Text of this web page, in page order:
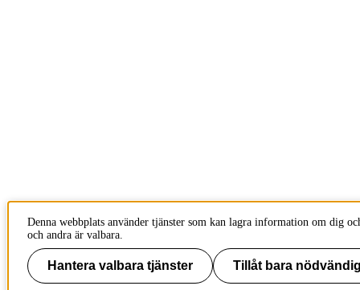
Denna webbplats använder tjänster som kan lagra information om dig
och andra är valbara.
Hantera valbara tjänster Tillåt bara